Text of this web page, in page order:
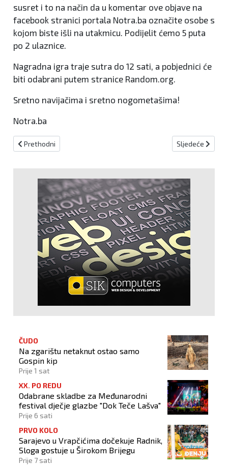
susret i to na način da u komentar ove objave na
facebook stranici portala Notra.ba označite osobe s
kojom biste išli na utakmicu. Podijelit ćemo 5 puta
po 2 ulaznice.
Nagradna igra traje sutra do 12 sati, a pobjednici će
biti odabrani putem stranice Random.org.
Sretno navijačima i sretno nogometašima!
Notra.ba
Prethodni članak: Hrvatski rukometaš brutalno pretučen u
Prethodni Sljedeći
Sljedeće
ČUDO
Na zgarištu netaknut ostao samo
Gospin kip
Prije 1 sat
XX. PO REDU
Odabrane skladbe za Međunarodni
festival dječje glazbe "Dok Teče Lašva"
Prije 6 sati
PRVO KOLO
Sarajevo u Vrapčićima dočekuje Radnik,
Sloga gostuje u Širokom Brijegu
Prije 7 sati